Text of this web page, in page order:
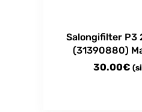
Salongifilter P3
(31390880)
30.00€